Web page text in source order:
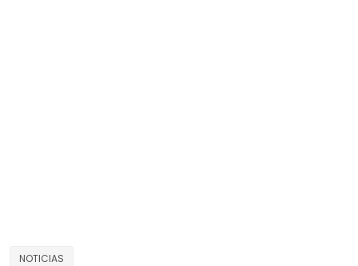
NOTICIAS